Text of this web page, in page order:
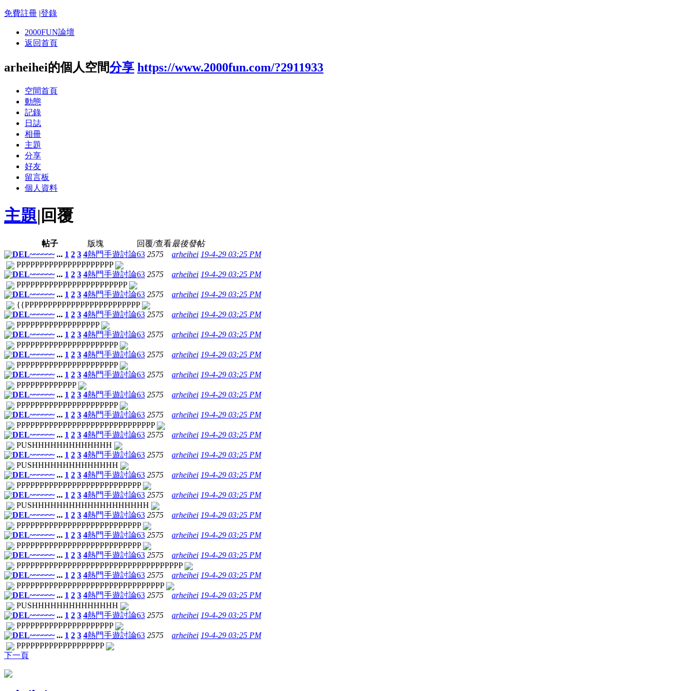
免費註冊 |登錄
2000FUN論壇
返回首頁
arheihei的個人空間分享 https://www.2000fun.com/?2911933
空間首頁
動態
記錄
日誌
相冊
主題
分享
好友
留言板
個人資料
主題| 回覆
帖子 版塊 回覆/查看最後發帖
DEL~~~~~~ ... 1 2 3 4熱門手遊討論63 2575 arheihei 19-4-29 03:25 PM
PPPPPPPPPPPPPPPPPPPPP
DEL~~~~~~ ... 1 2 3 4熱門手遊討論63 2575 arheihei 19-4-29 03:25 PM
PPPPPPPPPPPPPPPPPPPPPPPP
DEL~~~~~~ ... 1 2 3 4熱門手遊討論63 2575 arheihei 19-4-29 03:25 PM
{{PPPPPPPPPPPPPPPPPPPPPPPPP
DEL~~~~~~ ... 1 2 3 4熱門手遊討論63 2575 arheihei 19-4-29 03:25 PM
PPPPPPPPPPPPPPPPPP
DEL~~~~~~ ... 1 2 3 4熱門手遊討論63 2575 arheihei 19-4-29 03:25 PM
PPPPPPPPPPPPPPPPPPPPPP
DEL~~~~~~ ... 1 2 3 4熱門手遊討論63 2575 arheihei 19-4-29 03:25 PM
PPPPPPPPPPPPPPPPPPPPPP
DEL~~~~~~ ... 1 2 3 4熱門手遊討論63 2575 arheihei 19-4-29 03:25 PM
PPPPPPPPPPPPP
DEL~~~~~~ ... 1 2 3 4熱門手遊討論63 2575 arheihei 19-4-29 03:25 PM
PPPPPPPPPPPPPPPPPPPPPP
DEL~~~~~~ ... 1 2 3 4熱門手遊討論63 2575 arheihei 19-4-29 03:25 PM
PPPPPPPPPPPPPPPPPPPPPPPPPPPPPP
DEL~~~~~~ ... 1 2 3 4熱門手遊討論63 2575 arheihei 19-4-29 03:25 PM
PUSHHHHHHHHHHHHH
DEL~~~~~~ ... 1 2 3 4熱門手遊討論63 2575 arheihei 19-4-29 03:25 PM
PUSHHHHHHHHHHHHHH
DEL~~~~~~ ... 1 2 3 4熱門手遊討論63 2575 arheihei 19-4-29 03:25 PM
PPPPPPPPPPPPPPPPPPPPPPPPPPP
DEL~~~~~~ ... 1 2 3 4熱門手遊討論63 2575 arheihei 19-4-29 03:25 PM
PUSHHHHHHHHHHHHHHHHHHH
DEL~~~~~~ ... 1 2 3 4熱門手遊討論63 2575 arheihei 19-4-29 03:25 PM
PPPPPPPPPPPPPPPPPPPPPPPPPPP
DEL~~~~~~ ... 1 2 3 4熱門手遊討論63 2575 arheihei 19-4-29 03:25 PM
PPPPPPPPPPPPPPPPPPPPPPPPPPP
DEL~~~~~~ ... 1 2 3 4熱門手遊討論63 2575 arheihei 19-4-29 03:25 PM
PPPPPPPPPPPPPPPPPPPPPPPPPPPPPPPPPPPP
DEL~~~~~~ ... 1 2 3 4熱門手遊討論63 2575 arheihei 19-4-29 03:25 PM
PPPPPPPPPPPPPPPPPPPPPPPPPPPPPPPP
DEL~~~~~~ ... 1 2 3 4熱門手遊討論63 2575 arheihei 19-4-29 03:25 PM
PUSHHHHHHHHHHHHHH
DEL~~~~~~ ... 1 2 3 4熱門手遊討論63 2575 arheihei 19-4-29 03:25 PM
PPPPPPPPPPPPPPPPPPPPP
DEL~~~~~~ ... 1 2 3 4熱門手遊討論63 2575 arheihei 19-4-29 03:25 PM
PPPPPPPPPPPPPPPPPPP
下一頁